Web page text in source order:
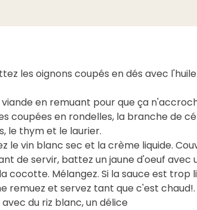
les oignons coupés en dés avec
en remuant pour que ça
coupées en rondelles, la branche de
le thym et le laurier.
le vin blanc sec et la crème liquide.
de servir, battez un jaune d'oeuf avec
cocotte. Mélangez. Si la sauce est trop
remuez et servez tant que c'est chaud!.
du riz blanc, un délice